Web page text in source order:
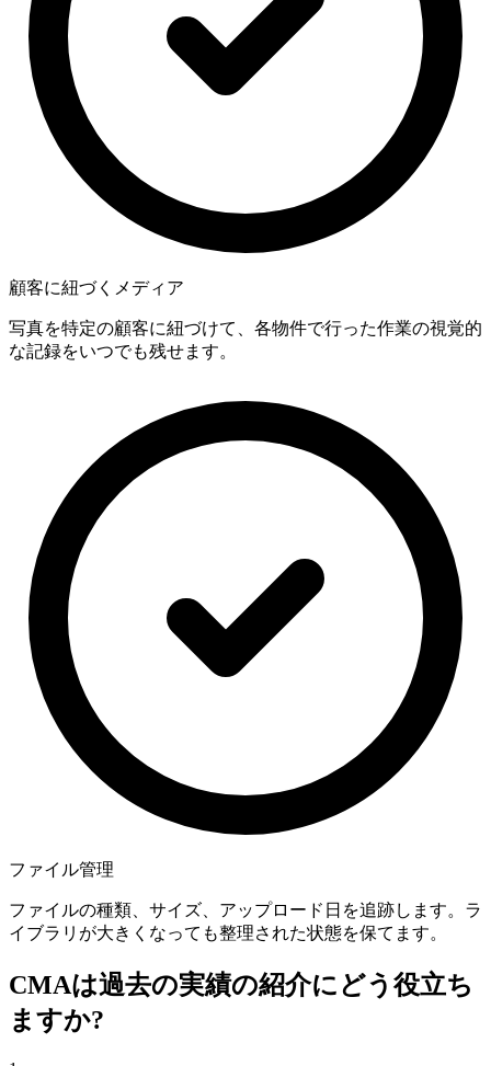
顧客に紐づくメディア
写真を特定の顧客に紐づけて、各物件で行った作業の視覚的
な記録をいつでも残せます。
ファイル管理
ファイルの種類、サイズ、アップロード日を追跡します。ラ
イブラリが大きくなっても整理された状態を保てます。
CMAは過去の実績の紹介にどう役立ち
ますか?